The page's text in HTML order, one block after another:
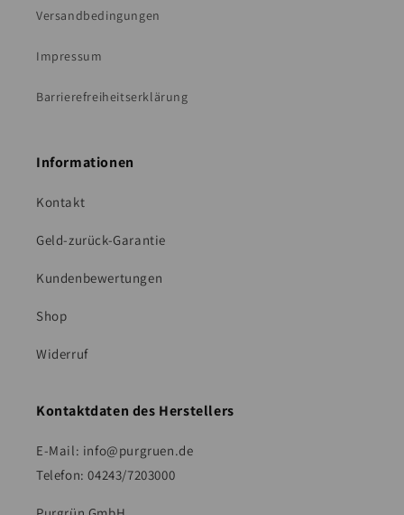
Versandbedingungen
Impressum
Barrierefreiheitserklärung
Informationen
Kontakt
Geld-zurück-Garantie
Kundenbewertungen
Shop
Widerruf
Kontaktdaten des Herstellers
E-Mail: info@purgruen.de
Telefon: 04243/7203000